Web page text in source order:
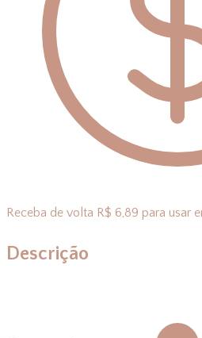
Receba de volta R$ 6,89 para usar
Descrição